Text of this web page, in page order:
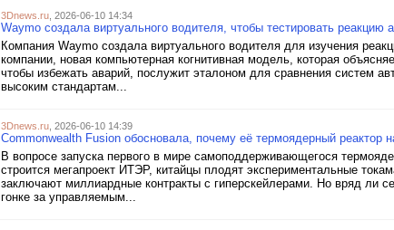
3Dnews.ru , 2026-06-10 14:34
Waymo создала виртуального водителя, чтобы тестировать
Компания Waymo создала виртуального водителя для изучения
компании, новая компьютерная когнитивная модель, которая
чтобы избежать аварий, послужит эталоном для сравнения систем
высоким стандартам...
3Dnews.ru , 2026-06-10 14:39
Commonwealth Fusion обосновала, почему её термоядерный реактор
В вопросе запуска первого в мире самоподдерживающегося
строится мегапроект ИТЭР, китайцы плодят экспериментальные
заключают миллиардные контракты с гиперскейлерами. Но вряд ли
гонке за управляемым...